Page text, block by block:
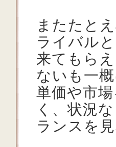
またたと
ライバル
来てもら
ないも一
単価や市
く、状況
ランスを